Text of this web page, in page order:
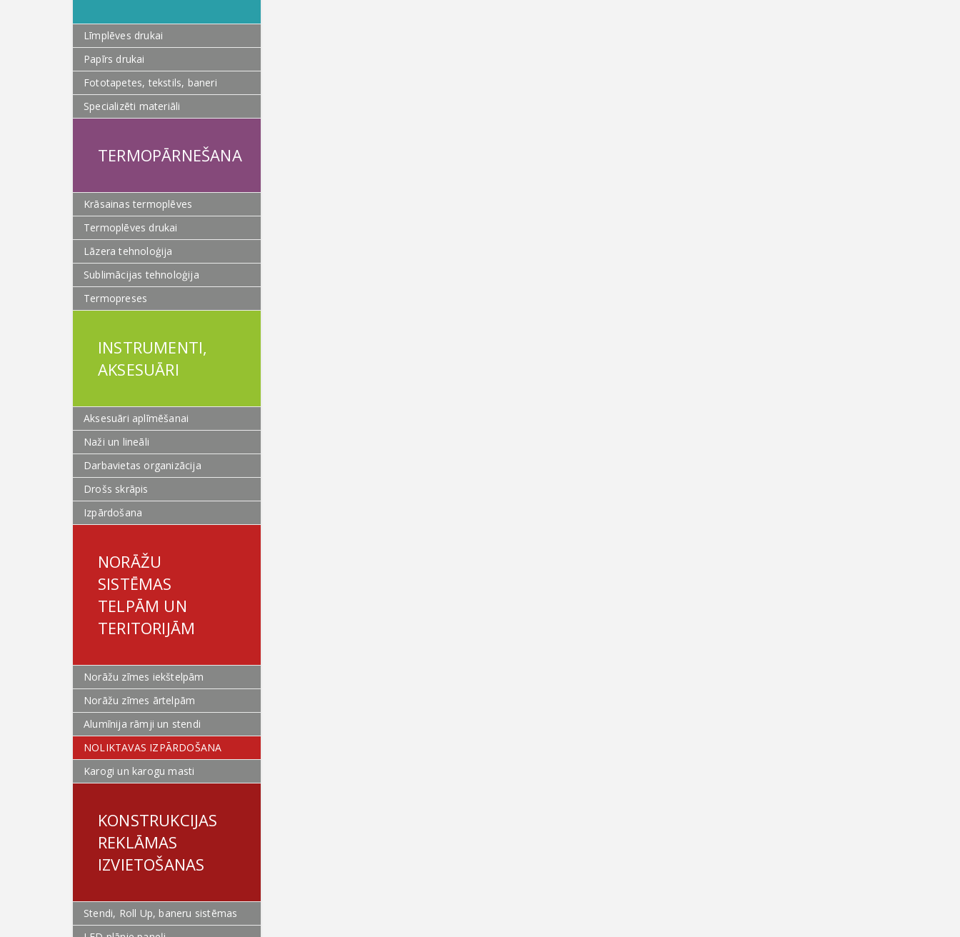
Līmplēves drukai
Papīrs drukai
Fototapetes, tekstils, baneri
Specializēti materiāli
TERMOPĀRNEŠANA
Krāsainas termoplēves
Termoplēves drukai
Lāzera tehnoloģija
Sublimācijas tehnoloģija
Termopreses
INSTRUMENTI,
AKSESUĀRI
Aksesuāri aplīmēšanai
Naži un lineāli
Darbavietas organizācija
Drošs skrāpis
Izpārdošana
NORĀŽU
SISTĒMAS
TELPĀM UN
TERITORIJĀM
Norāžu zīmes iekštelpām
Norāžu zīmes ārtelpām
Alumīnija rāmji un stendi
NOLIKTAVAS IZPĀRDOŠANA
Karogi un karogu masti
KONSTRUKCIJAS
REKLĀMAS
IZVIETOŠANAS
Stendi, Roll Up, baneru sistēmas